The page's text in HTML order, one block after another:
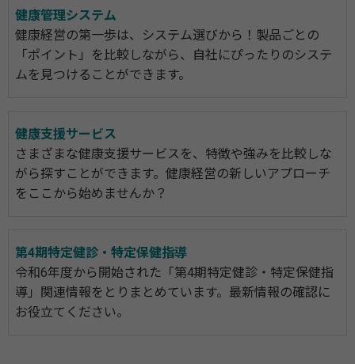
健康管理システム
健康経営の第一歩は、システム選びから！製品ごとの
「ポイント」を比較しながら、自社にぴったりのシステ
ムを見つけることができます。
健康支援サービス
さまざまな健康支援サービスを、特徴や強みを比較しな
がら探すことができます。健康経営の新しいアプローチ
をここから始めませんか？
第4期特定健診・特定保健指導
令和6年度から開始された「第4期特定健診・特定保健指
導」関連情報をとりまとめています。最新情報の確認に
お役立てください。